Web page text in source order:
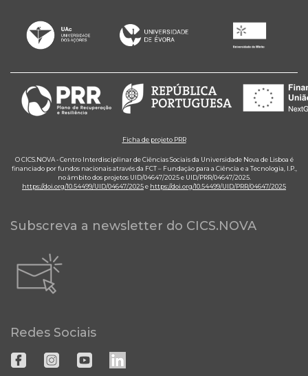
Ficha de projeto PRR
O CICS.NOVA - Centro Interdisciplinar de Ciências Sociais da Universidade Nova de Lisboa é
financiado por fundos nacionais através da FCT – Fundação para a Ciência e a Tecnologia, I.P.,
no âmbito dos projetos UID/04647/2025 e UID/PRR/04647/2025.
https://doi.org/10.54499/UID/04647/2025e https://doi.org/10.54499/UID/PRR/04647/2025
Subscreva a newsletter do CICS.NOVA
Redes Sociais